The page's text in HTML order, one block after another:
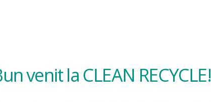
venit la CLEAN RECYCLE!